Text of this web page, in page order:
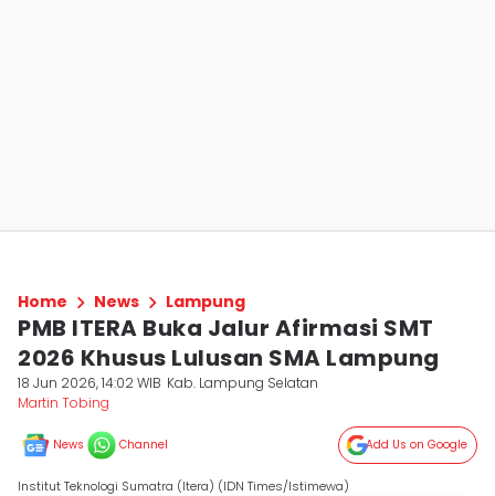
Home News Lampung
PMB ITERA Buka Jalur Afirmasi SMT
2026 Khusus Lulusan SMA Lampung
18 Jun 2026, 14:02 WIB Kab. Lampung Selatan
Martin Tobing
News Channel Add Us on Google
Institut Teknologi Sumatra (Itera) (IDN Times/Istimewa)